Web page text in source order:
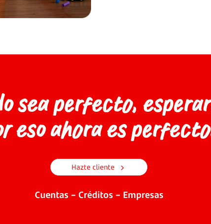
sea perfecto,
eso ahora es
Hazte cliente
Cuentas – Créditos – Empresas